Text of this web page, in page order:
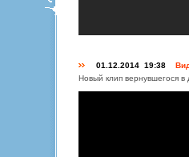
01.12.2014 19:38
Новый клип вернувшегося в